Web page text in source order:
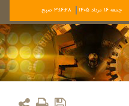
جمعه 16 مرداد 1405 3:16:28 صبح